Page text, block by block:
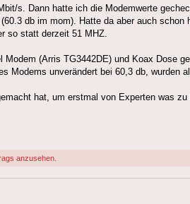
s. Dann hatte ich die Modemwerte
db im mom). Hatte da aber auch
so statt derzeit 51 MHZ.
(Arris TG3442DE) und Koax Dose
Modems unverändert bei 60,3 db, wurden
hat, um erstmal von Experten was
anzusehen.